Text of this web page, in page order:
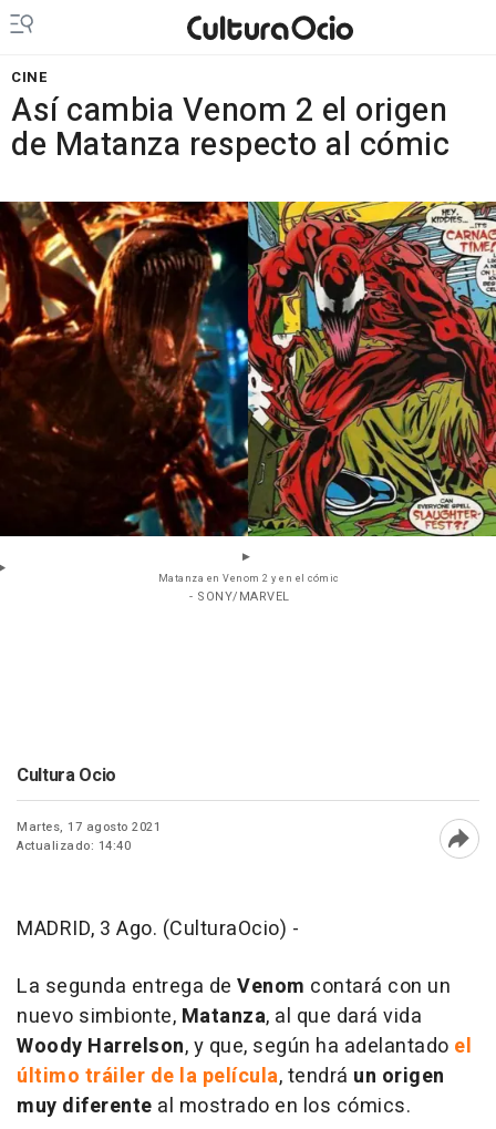
CINE
Así cambia Venom 2 el origen
de Matanza respecto al cómic
Matanza en Venom 2 y en el cómic
- SONY/MARVEL
Cultura Ocio
Martes, 17 agosto 2021
Actualizado: 14:40
MADRID, 3 Ago. (CulturaOcio) -
La segunda entrega de Venom contará con un
nuevo simbionte, Matanza, al que dará vida
Woody Harrelson, y que, según ha adelantado el
último tráiler de la película, tendrá un origen
muy diferente al mostrado en los cómics.